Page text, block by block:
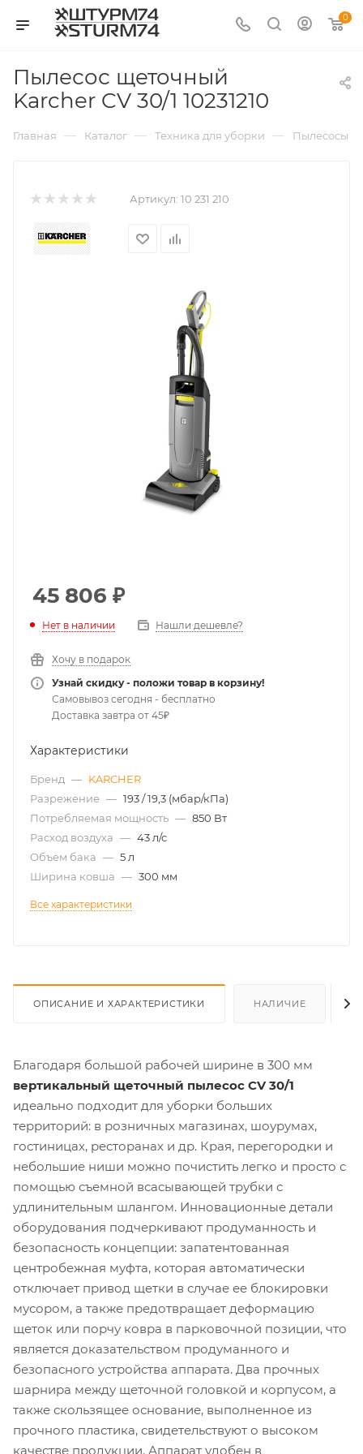
0
Пылесос щеточный
Karcher CV 30/1 10231210
Главная — Каталог — Техника для уборки — Пылесосы
Артикул: 10 231 210
45 806 ₽
Нет в наличии Нашли дешевле?
Хочу в подарок
Узнай скидку - положи товар в корзину!
Самовывоз сегодня - бесплатно
Доставка завтра от 45₽
Характеристики
Бренд — KARCHER
Разрежение — 193 / 19,3 (мбар/кПа)
Потребляемая мощность — 850 Вт
Расход воздуха — 43 л/с
Объем бака — 5 л
Ширина ковша — 300 мм
Все характеристики
ОПИСАНИЕ И ХАРАКТЕРИСТИКИ НАЛИЧИЕ
Благодаря большой рабочей ширине в 300 мм
вертикальный щеточный пылесос CV 30/1
идеально подходит для уборки больших
территорий: в розничных магазинах, шоурумах,
гостиницах, ресторанах и др. Края, перегородки и
небольшие ниши можно почистить легко и просто с
помощью съемной всасывающей трубки с
удлинительным шлангом. Инновационные детали
оборудования подчеркивают продуманность и
безопасность концепции: запатентованная
центробежная муфта, которая автоматически
отключает привод щетки в случае ее блокировки
мусором, а также предотвращает деформацию
щеток или порчу ковра в парковочной позиции, что
является доказательством продуманного и
безопасного устройства аппарата. Два прочных
шарнира между щеточной головкой и корпусом, а
также скользящее основание, выполненное из
прочного пластика, свидетельствуют о высоком
качестве продукции. Аппарат удобен в